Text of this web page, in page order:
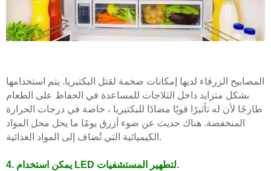
المصابيح الزرقاء لديها إمكانات ضخمة لقتل البكتيريا. يتم استخدامها
بشكل متزايد داخل الثلاجات للمساعدة في الحفاظ على الطعام
طازجًا لأن له تأثيرًا قويًا مضادًا للبكتيريا ، خاصة في درجات الحرارة
المنخفضة. هناك حديث عن ضوء أزرق يومًا ما يحل محل المواد
الكيميائية التي تُضاف إلى المواد الغذائية.
4. يمكن استخدام LED لتطهير المستشفيات.